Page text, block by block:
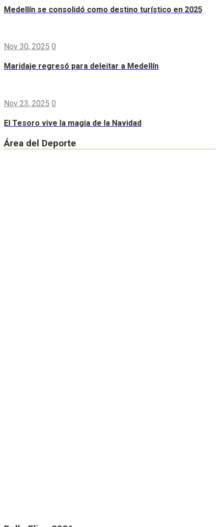
Medellín se consolidó como destino turístico en 2025
Nov 30, 2025 0
Maridaje regresó para deleitar a Medellín
Nov 23, 2025 0
El Tesoro vive la magia de la Navidad
Área del Deporte